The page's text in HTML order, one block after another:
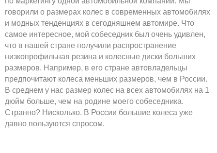
говорили о размерах колес в современных автомобилях
и модных тенденциях в сегодняшнем автомире. Что
самое интересное, мой собеседник был очень удивлен,
что в нашей стране получили распространение
низкопрофильная резина и колесные диски больших
размеров. Например, в его стране автовладельцы
предпочитают колеса меньших размеров, чем в России.
В среднем у нас размер колес на всех автомобилях на 1
дюйм больше, чем на родине моего собеседника.
Странно? Нисколько. В России большие колеса уже
давно пользуются спросом.